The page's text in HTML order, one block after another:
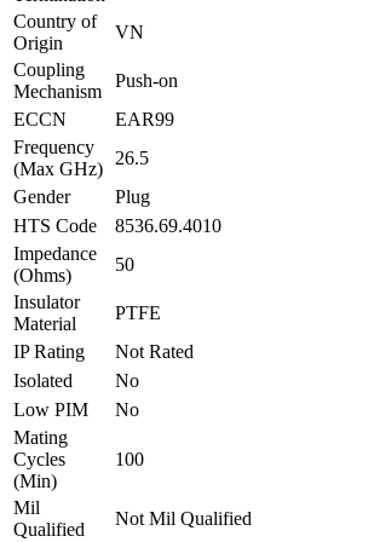
Country of
Origin
VN
Coupling
Mechanism
Push-on
ECCN
EAR99
Frequency
(Max GHz)
26.5
Gender
Plug
HTS Code
8536.69.4010
Impedance
(Ohms)
50
Insulator
Material
PTFE
IP Rating
Not Rated
Isolated
No
Low PIM
No
Mating
Cycles
(Min)
100
Mil
Qualified
Not Mil Qualified